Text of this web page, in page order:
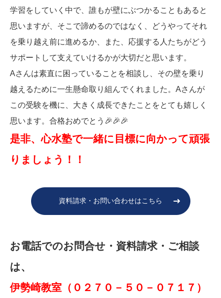
学習をしていく中で、誰もが壁にぶつかることもあると
思いますが、そこで諦めるのではなく、どうやってそれ
を乗り越え前に進めるか、また、応援する人たちがどう
サポートして支えていけるかが大切だと思います。
Aさんは素直に困っていることを相談し、その壁を乗り
越えるために一生懸命取り組んでくれました。Aさんが
この受験を機に、大きく成長できたことをとても嬉しく
思います。合格おめでとう🎉🎉🎉
是非、心水塾で一緒に目標に向かって頑張
りましょう！！
資料請求・お問い合わせはこちら
お電話でのお問合せ・資料請求・ご相談
は、
伊勢崎教室（０２７０－５０－０７１７）